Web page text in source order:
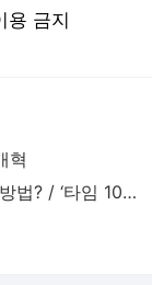
금지
혁
[여랑야랑]답변을 피하는 방법? / ‘타임 100’은 누구에게? / ‘이과생’이 해결할게!